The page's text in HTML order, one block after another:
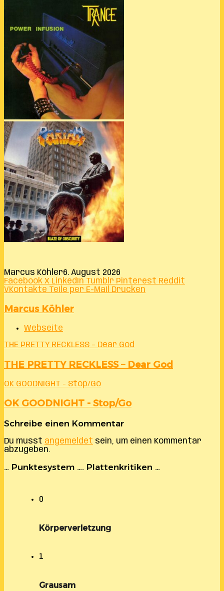
Marcus Köhler6. August 2026
Facebook X LinkedIn Tumblr Pinterest Reddit
VKontakte Teile per E-Mail Drucken
Marcus Köhler
Webseite
THE PRETTY RECKLESS – Dear God
THE PRETTY RECKLESS – Dear God
OK GOODNIGHT - Stop/Go
OK GOODNIGHT - Stop/Go
Schreibe einen Kommentar
Du musst angemeldet sein, um einen Kommentar
abzugeben.
… Punktesystem …. Plattenkritiken …
0
Körperverletzung
1
Grausam